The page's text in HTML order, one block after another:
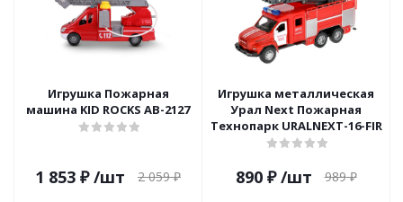
Игрушка Пожарная
машина KID ROCKS AB-2127
1 853 ₽ /шт 2 059₽
Игрушка металлическая
Урал Next Пожарная
Технопарк URALNEXT-16-FIR
890₽ /шт 989₽